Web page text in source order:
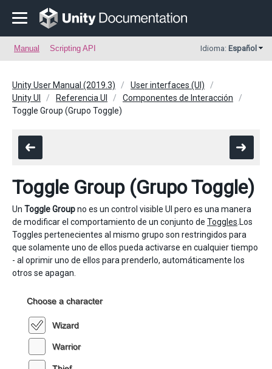
Manual Scripting API Idioma: Español
Unity User Manual (2019.3)
User interfaces (UI)
Unity UI
Referencia UI
Componentes de Interacción
Toggle Group (Grupo Toggle)
Toggle Group (Grupo Toggle)
Un Toggle Groupno es un control visible UI pero es una manera
de modificar el comportamiento de un conjunto de Toggles .Los
Toggles pertenecientes al mismo grupo son restringidos para
que solamente uno de ellos pueda activarse en cualquier tiempo
- al oprimir uno de ellos para prenderlo, automáticamente los
otros se apagan.